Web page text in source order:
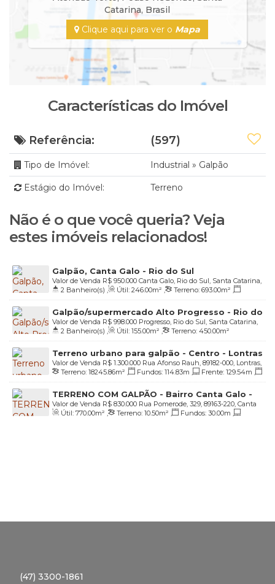
Catarina, Brasil
Clique aqui para ver o Mapa
Características do Imóvel
Referência: (597)
Tipo de Imóvel: Industrial » Galpão
Estágio do Imóvel: Terreno
Não é o que você queria? Veja
estes imóveis relacionados!
Galpão, Canta Galo - Rio do Sul
R$ 950.000
Valor de Venda
Canta Galo, Rio do Sul, Santa Catarina,
Brasil
2 Banheiro(s) , Útil: 246.00m² , Terreno: 693.00m² ,
Fundos: 14.00m , Frente: 14.00m , Lado Direito: 49.50m ,
Lado Esquerdo: 49.50m
Galpão/supermercado Alto Progresso - Rio do
Sul
R$ 998.000
Valor de Venda
Progresso, Rio do Sul, Santa Catarina,
Brasil
2 Banheiro(s) , Útil: 155.00m² , Terreno: 450.00m²
Terreno urbano para galpão - Centro - Lontras
R$ 1.300.000
Valor de Venda
Rua Afonso Rauh, 89182-000, Lontras,
Santa Catarina, Brasil
Terreno: 18245.86m² , Fundos: 114.83m , Frente: 129.54m ,
Lado Direito: 210.37m , Lado Esquerdo: 176.05m
TERRENO COM GALPÃO - Bairro Canta Galo -
Rio do Sul/SC
R$ 830.000
Valor de Venda
Rua Pomerode, 329, 89163-220, Canta
Galo, Rio do Sul, Santa Catarina, Brasil
Útil: 770.00m² , Terreno: 10.50m² , Fundos: 30.00m ,
(47) 3300-1861